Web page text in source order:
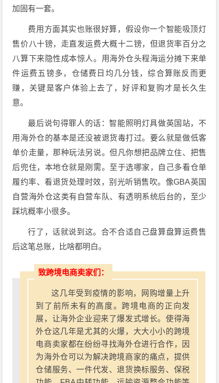
加固有一套。
费用方面其实也账很好算，假设你一个智能吸顶灯
售价八十镑，走直发运费大概十二镑，但退货率百分之
八算下来隐性成本惊人。用海外仓头程海运分摊下来单
件运费五镑多，仓储费日均几分钱，综合算账反而更
赚，关键是客户体验上去了，好评和复购才是长久生
意。
最后说句得罪人的话：智能照明灯具做英国站，不
用海外仓的基本是还没被退货毒打过。要么就是做低客
单价走量，那种玩法另说。但凡你想把品牌立住、把售
后兜住，本地仓就是刚需。至于选哪家，自己多看仓单
履约率、看退货处理时效，别光听销售吹。像GBA英国
自营海外仓这类有自营车队、有透明系统后台的，至少
踩坑概率小很多。
行了，话就说到这。合不合适自己盘算盘算运费售
后这笔总账，比啥都明白。
致跨境电商卖家们：
这几年受到疫情的影响，网购增量上升
到了前所未有的高度。跨境电商的正向发
展，让海外企业迎来了爆发式增长。使得海
外仓这几年是尤其的火爆，大大小小的跨境
电商卖家都在纷纷寻找海外仓进行合作，因
为海外仓可以为解决跨境商家的痛点，提供
仓储服务、一件代发、退货换标服务、保税